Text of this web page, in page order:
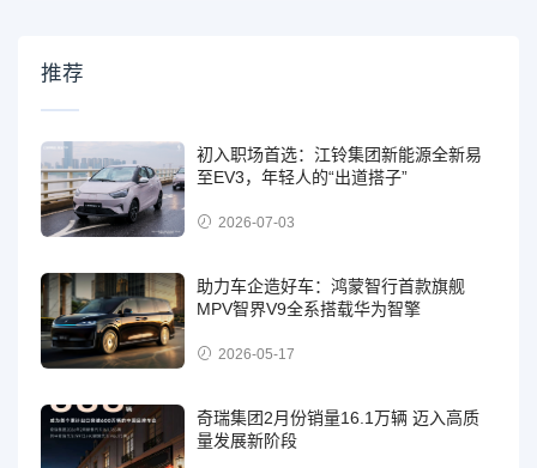
推荐
初入职场首选：江铃集团新能源全新易
至EV3，年轻人的“出道搭子”
2026-07-03
助力车企造好车：鸿蒙智行首款旗舰
MPV智界V9全系搭载华为智擎
2026-05-17
奇瑞集团2月份销量16.1万辆 迈入高质
量发展新阶段